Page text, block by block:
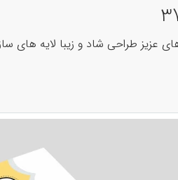
عزیز طراحی شاد و زیبا لایه های